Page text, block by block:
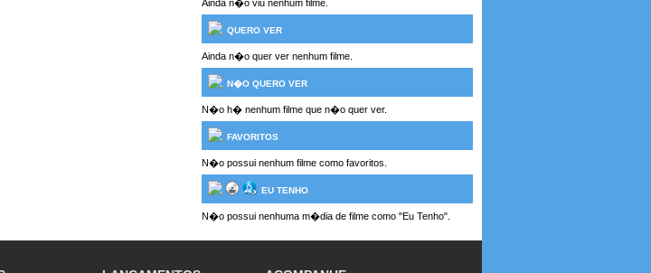
Ainda n�o viu nenhum filme.
QUERO VER
Ainda n�o quer ver nenhum filme.
N�O QUERO VER
N�o h� nenhum filme que n�o quer ver.
FAVORITOS
N�o possui nenhum filme como favoritos.
EU TENHO
N�o possui nenhuma m�dia de filme como "Eu Tenho".